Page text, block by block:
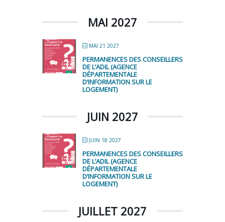
MAI 2027
MAI 21 2027
PERMANENCES DES CONSEILLERS
DE L’ADIL (AGENCE
DÉPARTEMENTALE
D’INFORMATION SUR LE
LOGEMENT)
JUIN 2027
JUIN 18 2027
PERMANENCES DES CONSEILLERS
DE L’ADIL (AGENCE
DÉPARTEMENTALE
D’INFORMATION SUR LE
LOGEMENT)
JUILLET 2027